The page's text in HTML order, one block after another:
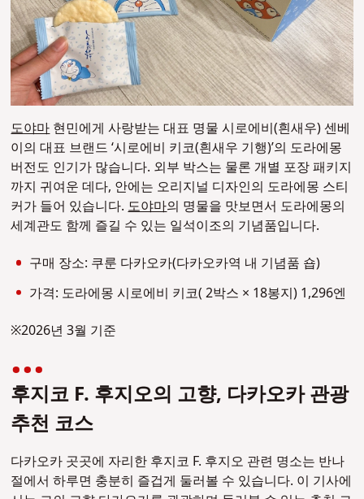
도야마 현민에게 사랑받는 대표 명물 시로에비(흰새우) 센베
이의 대표 브랜드 ‘시로에비 키코(흰새우 기행)’의 도라에몽
버전도 인기가 많습니다. 외부 박스는 물론 개별 포장 패키지
까지 귀여운 데다, 안에는 오리지널 디자인의 도라에몽 스티
커가 들어 있습니다. 도야마의 명물을 맛보면서 도라에몽의
세계관도 함께 즐길 수 있는 일석이조의 기념품입니다.
구매 장소: 쿠룬 다카오카(다카오카역 내 기념품 숍)
가격: 도라에몽 시로에비 키코( 2박스 × 18봉지) 1,296엔
※2026년 3월 기준
후지코 F. 후지오의 고향, 다카오카 관광
추천 코스
다카오카 곳곳에 자리한 후지코 F. 후지오 관련 명소는 반나
절에서 하루면 충분히 즐겁게 둘러볼 수 있습니다. 이 기사에